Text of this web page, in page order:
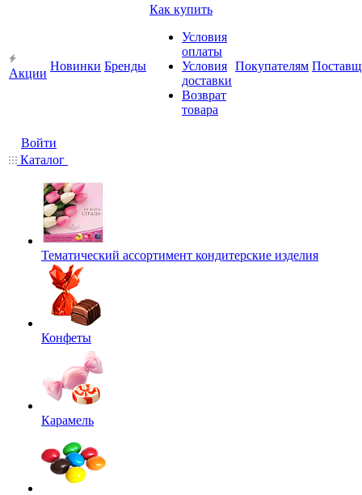
Акции
Новинки Бренды
Как купить
Условия
оплаты
Условия
доставки
Возврат
товара
Покупателям
Войти
Каталог
Тематический ассортимент кондитерские изделия
Конфеты
Карамель